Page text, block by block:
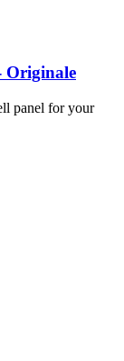
Originale
panel for your